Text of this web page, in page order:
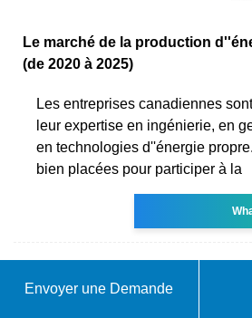
Le marché de la production
(de 2020 à 2025)
Les entreprises canadiennes
leur expertise en ingénierie, en
en technologies d''énergie
bien placées pour participer à la
Envoyer une Demande